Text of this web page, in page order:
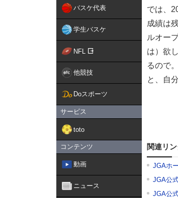
バスケ代表
学生バスケ
NFL
他競技
Doスポーツ
サービス
toto
コンテンツ
動画
ニュース
では、
成績は
ルオー
は）欲
るので
と、自
関連リン
JGAホ
JGA公
JGA公